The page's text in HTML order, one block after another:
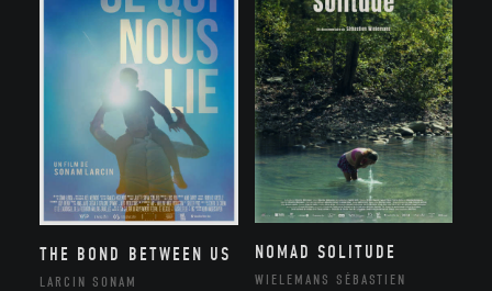
THE BOND BETWEEN US
LARCIN SONAM
NOMAD SOLITUDE
WIELEMANS SÉBASTIEN